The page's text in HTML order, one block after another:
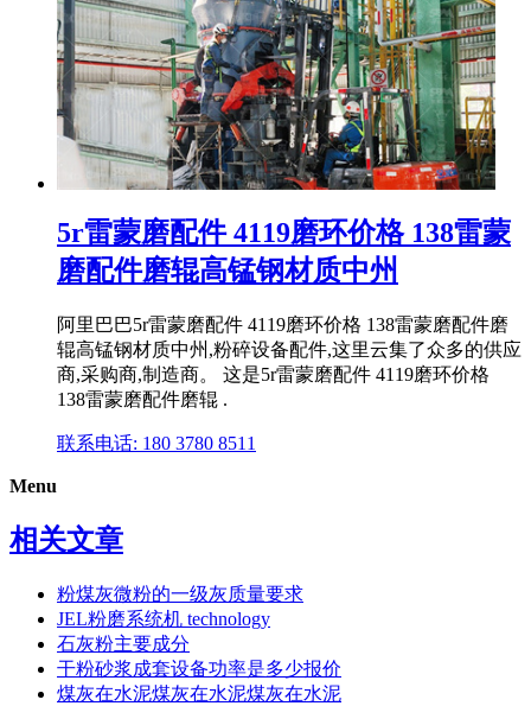
5r雷蒙磨配件 4119磨环价格 138雷蒙
磨配件磨辊高锰钢材质中州
阿里巴巴5r雷蒙磨配件 4119磨环价格 138雷蒙磨配件磨
辊高锰钢材质中州,粉碎设备配件,这里云集了众多的供应
商,采购商,制造商。 这是5r雷蒙磨配件 4119磨环价格
138雷蒙磨配件磨辊 .
联系电话: 180 3780 8511
Menu
相关文章
粉煤灰微粉的一级灰质量要求
JEL粉磨系统机 technology
石灰粉主要成分
干粉砂浆成套设备功率是多少报价
煤灰在水泥煤灰在水泥煤灰在水泥